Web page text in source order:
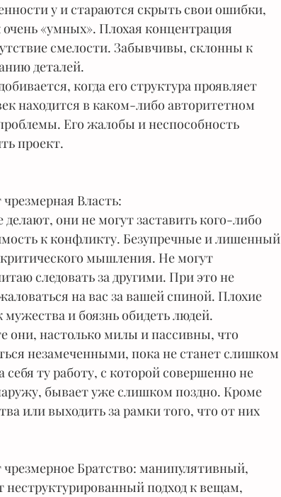
у и стараются скрыть свои ошибки,
«умных». Плохая концентрация
смелости. Забывчивы, склонны к
деталей.
находится в каком-либо авторитетном
Его жалобы и неспособность
проект.
Власть:
они не могут заставить кого-либо
к конфликту. Безупречные и лишенный
мышления. Не могут
следовать за другими. При это не
на вас за вашей спиной. Плохие
и боязнь обидеть людей.
они, настолько милы и пассивны, что
незамеченными, пока не станет слишком
ту работу, с которой совершенно не
бывает уже слишком поздно. Кроме
или выходить за рамки того, что от них
чрезмерное Братство: манипулятивный,
подход к вещам,